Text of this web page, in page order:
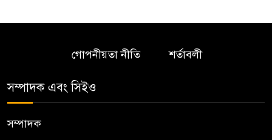
গোপনীয়তা নীতি শর্তাবলী
সম্পাদক এবং সিইও
সম্পাদক